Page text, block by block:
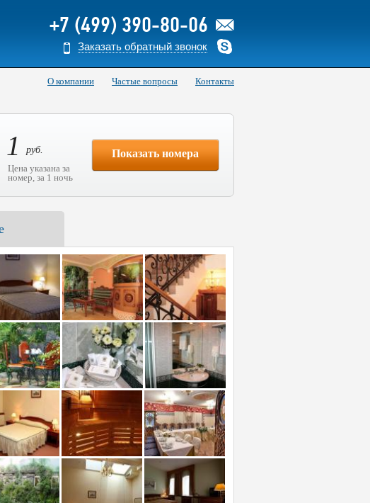
+7 (499) 390-80-06
Заказать обратный звонок
О компании Частые вопросы
Контакты
1руб.
Цена указана за
номер, за 1 ночь
Показать номера